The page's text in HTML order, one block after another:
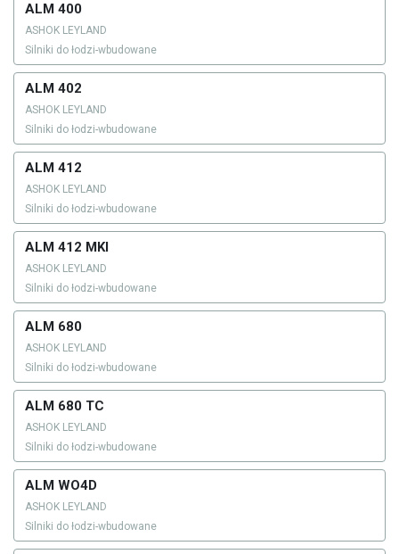
ALM 400
ASHOK LEYLAND
Silniki do łodzi-wbudowane
ALM 402
ASHOK LEYLAND
Silniki do łodzi-wbudowane
ALM 412
ASHOK LEYLAND
Silniki do łodzi-wbudowane
ALM 412 MKI
ASHOK LEYLAND
Silniki do łodzi-wbudowane
ALM 680
ASHOK LEYLAND
Silniki do łodzi-wbudowane
ALM 680 TC
ASHOK LEYLAND
Silniki do łodzi-wbudowane
ALM WO4D
ASHOK LEYLAND
Silniki do łodzi-wbudowane